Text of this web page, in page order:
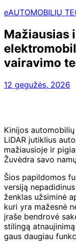
eAUTOMOBILIŲ
Mažiausias
vairavimo
12 gegužės, 2026
Kinijos
LiDAR jutiklius
mažiausioje ir
Žuvėdra savo
Šios papildomos
versiją
ženklas užsiminė
kuri yra mažesnė
įraše bendrovė
stilingą
gaus daugiau